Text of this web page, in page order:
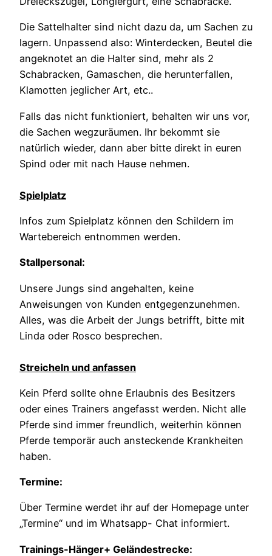
Die Sattelhalter sind nicht dazu da, um Sachen zu
lagern. Unpassend also: Winterdecken, Beutel die
angeknotet an die Halter sind, mehr als 2
Schabracken, Gamaschen, die herunterfallen,
Klamotten jeglicher Art, etc..
Falls das nicht funktioniert, behalten wir uns vor,
die Sachen wegzuräumen. Ihr bekommt sie
natürlich wieder, dann aber bitte direkt in euren
Spind oder mit nach Hause nehmen.
Spielplatz
Infos zum Spielplatz können den Schildern im
Wartebereich entnommen werden.
Stallpersonal:
Unsere Jungs sind angehalten, keine
Anweisungen von Kunden entgegenzunehmen.
Alles, was die Arbeit der Jungs betrifft, bitte mit
Linda oder Rosco besprechen.
Streicheln und anfassen
Kein Pferd sollte ohne Erlaubnis des Besitzers
oder eines Trainers angefasst werden. Nicht alle
Pferde sind immer freundlich, weiterhin können
Pferde temporär auch ansteckende Krankheiten
haben.
Termine:
Über Termine werdet ihr auf der Homepage unter
„Termine“ und im Whatsapp- Chat informiert.
Trainings-Hänger+ Geländestrecke: